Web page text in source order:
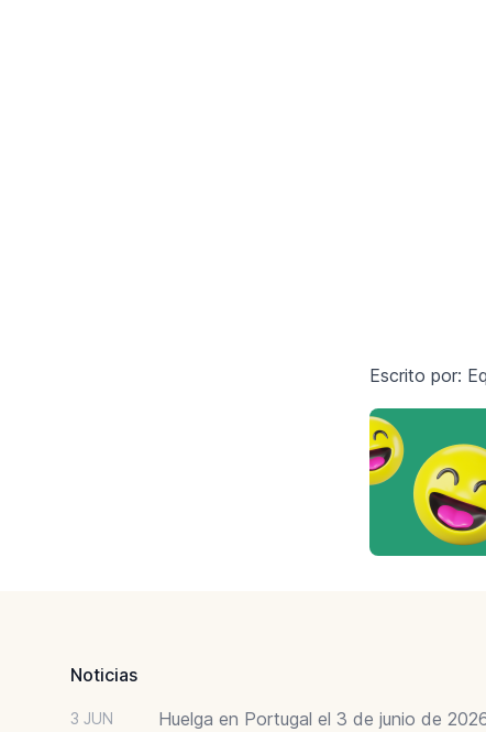
Escrito por:
Noticias
3 JUN
Huelga en Portugal el 3 de junio de